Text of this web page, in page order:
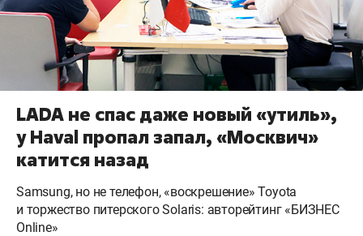
LADA не спас даже новый «утиль»,
у Haval пропал запал, «Москвич»
катится назад
Samsung, но не телефон, «воскрешение» Toyota
и торжество питерского Solaris: авторейтинг «БИЗНЕС
Online»